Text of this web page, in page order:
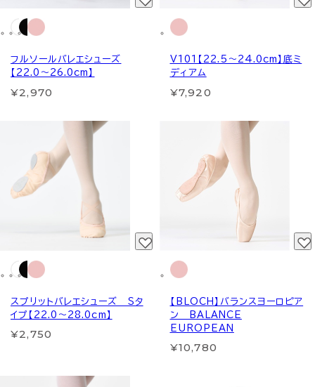
フルソールバレエシューズ
【22.0～26.0cm】
¥2,970
V101【22.5～24.0cm】底ミ
ディアム
¥7,920
スプリットバレエシューズ Sタ
イプ【22.0～28.0cm】
¥2,750
【BLOCH】バランスヨーロピア
ン BALANCE
EUROPEAN
¥10,780